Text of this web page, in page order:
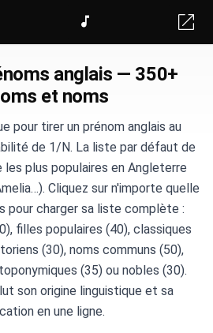
aléatoires
anglais — 350+
et noms
pour tirer un prénom anglais au
de 1/N. La liste par défaut de
les plus populaires en Angleterre
Cliquez sur n'importe quelle
pour charger sa liste complète :
filles populaires (40), classiques
(30), noms communs (50),
(35) ou nobles (30).
son origine linguistique et sa
en une ligne.